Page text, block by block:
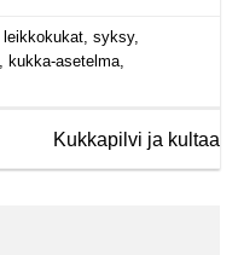
,leikkokukat ,syksy,
,kukka-asetelma
Kukkapilvi ja kultaa